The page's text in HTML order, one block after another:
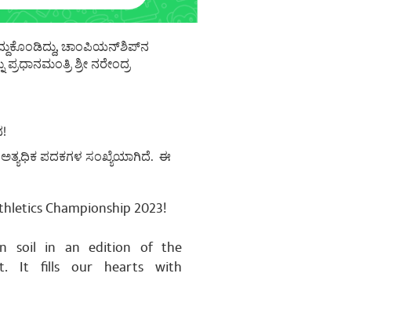
ಚಾಂಪಿಯನ್‌ಶಿಪ್‌ನ
ಶ್ರೀ ನರೇಂದ್ರ
ಅತ್ಯಧಿಕ ಪದಕಗಳ ಸಂಖ್ಯೆಯಾಗಿದೆ. ಈ
Championship 2023!
soil in an edition of the
It fills our hearts with